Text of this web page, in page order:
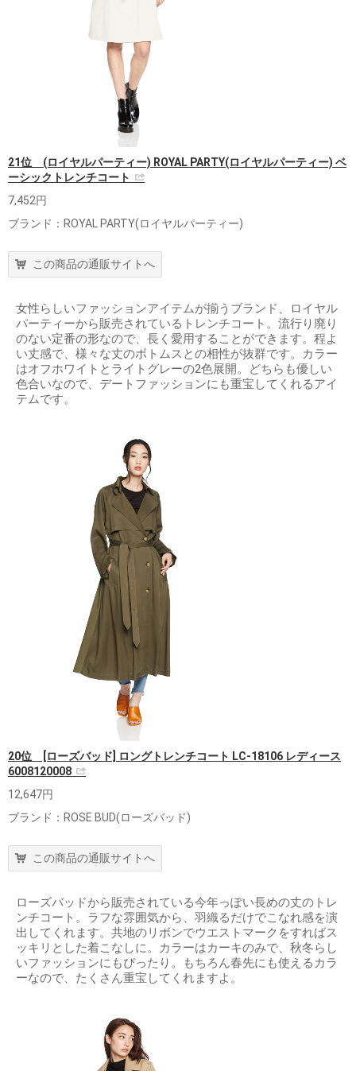
21位 (ロイヤルパーティー) ROYAL PARTY(ロイヤルパーティー) ベ
ーシックトレンチコート
7,452円
ブランド：ROYAL PARTY(ロイヤルパーティー)
この商品の通販サイトへ
女性らしいファッションアイテムが揃うブランド、ロイヤル
パーティーから販売されているトレンチコート。流行り廃り
のない定番の形なので、長く愛用することができます。程よ
い丈感で、様々な丈のボトムスとの相性が抜群です。カラー
はオフホワイトとライトグレーの2色展開。どちらも優しい
色合いなので、デートファッションにも重宝してくれるアイ
テムです。
20位 [ローズバッド] ロングトレンチコート LC-18106 レディース
6008120008
12,647円
ブランド：ROSE BUD(ローズバッド)
この商品の通販サイトへ
ローズバッドから販売されている今年っぽい長めの丈のトレ
ンチコート。ラフな雰囲気から、羽織るだけでこなれ感を演
出してくれます。共地のリボンでウエストマークをすればス
ッキリとした着こなしに。カラーはカーキのみで、秋冬らし
いファッションにもぴったり。もちろん春先にも使えるカラ
ーなので、たくさん重宝してくれますよ。